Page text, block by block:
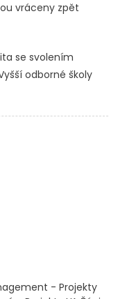
vráceny zpět
se svolením
odborné školy
- Projekty